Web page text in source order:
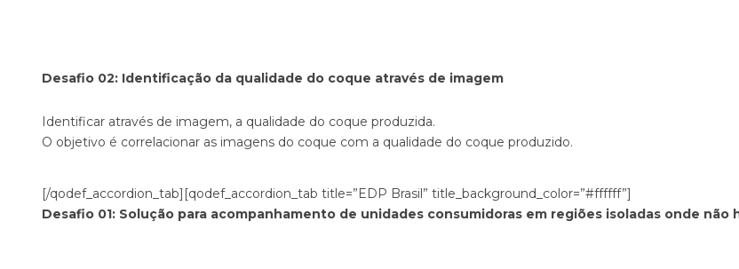
Desafio 02: Identificação da qualidade do coque através de imagem
Identificar através de imagem, a qualidade do coque produzida.
O objetivo é correlacionar as imagens do coque com a qualidade do coque produzido.
[/qodef_accordion_tab][qodef_accordion_tab title=”EDP Brasil” title_background_color=”#ffffff”]
Desafio 01: Solução para acompanhamento de unidades consumidoras em regiões isoladas onde